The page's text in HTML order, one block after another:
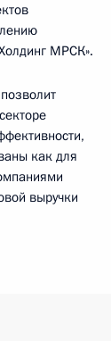
МРСК».
как для
выручки